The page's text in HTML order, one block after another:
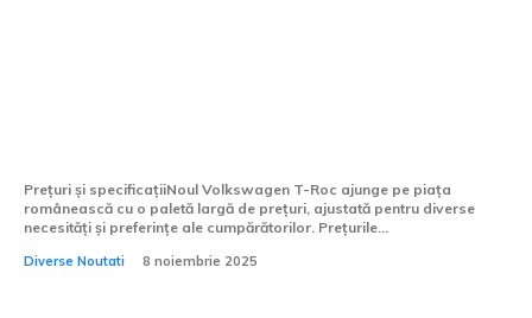
Prețuri și specificațiiNoul Volkswagen T-Roc ajunge pe piața
românească cu o paletă largă de prețuri, ajustată pentru diverse
necesități și preferințe ale cumpărătorilor. Prețurile...
Diverse Noutati 8 noiembrie 2025